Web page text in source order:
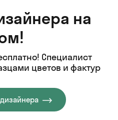
на
Специалист
цветов и фактур